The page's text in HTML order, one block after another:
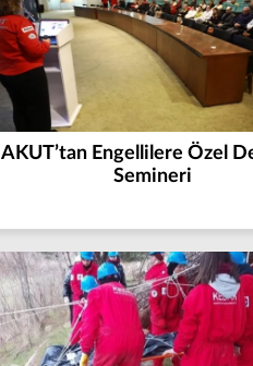
AKUT’tan Engellilere Özel
Semineri